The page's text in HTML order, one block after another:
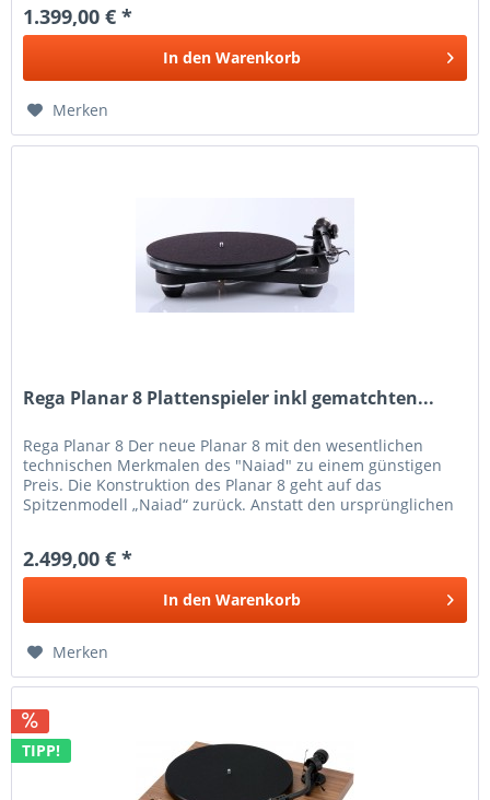
1.399,00 € *
In den Warenkorb
Merken
Rega Planar 8 Plattenspieler inkl gematchten...
Rega Planar 8 Der neue Planar 8 mit den wesentlichen
technischen Merkmalen des "Naiad" zu einem günstigen
Preis. Die Konstruktion des Planar 8 geht auf das
Spitzenmodell „Naiad“ zurück. Anstatt den ursprünglichen
2.499,00 € *
In den Warenkorb
Merken
TIPP!